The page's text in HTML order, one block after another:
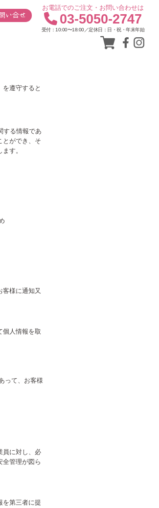
い合せ
お電話でのご注文・お問い合わせは
03-5050-2747
受付：10:00〜18:00／定休日：日・祝・年末年始
遵守すると
する情報であ
とができ、そ
す。
客様に通知又
個人情報を取
って、お客様
員に対し、必
全管理が図ら
を第三者に提